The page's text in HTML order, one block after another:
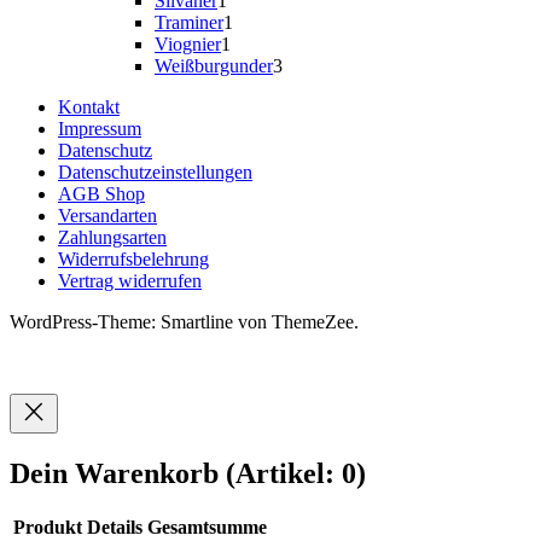
Produkt
Traminer1
Viognier1
Produkt
Weißburgunder33
Kontakt
Impressum
Datenschutz
Datenschutzeinstellungen
AGB Shop
Versandarten
Zahlungsarten
Widerrufsbelehrung
Vertrag widerrufen
WordPress-Theme: Smartline von ThemeZee.
Dein Warenkorb (Artikel: 0)
Produkt Details Gesamtsumme